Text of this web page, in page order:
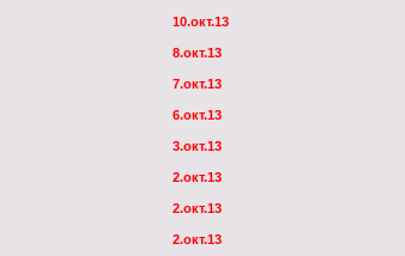
10.окт.13
8.окт.13
7.окт.13
6.окт.13
3.окт.13
2.окт.13
2.окт.13
2.окт.13